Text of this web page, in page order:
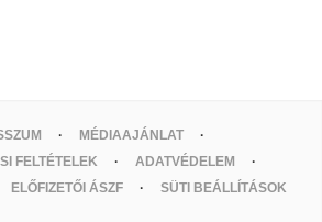
MÉDIAAJÁNLAT
FELTÉTELEK
ADATVÉDELEM
ELŐFIZETŐI ÁSZF SÜTI BEÁLLÍTÁSOK